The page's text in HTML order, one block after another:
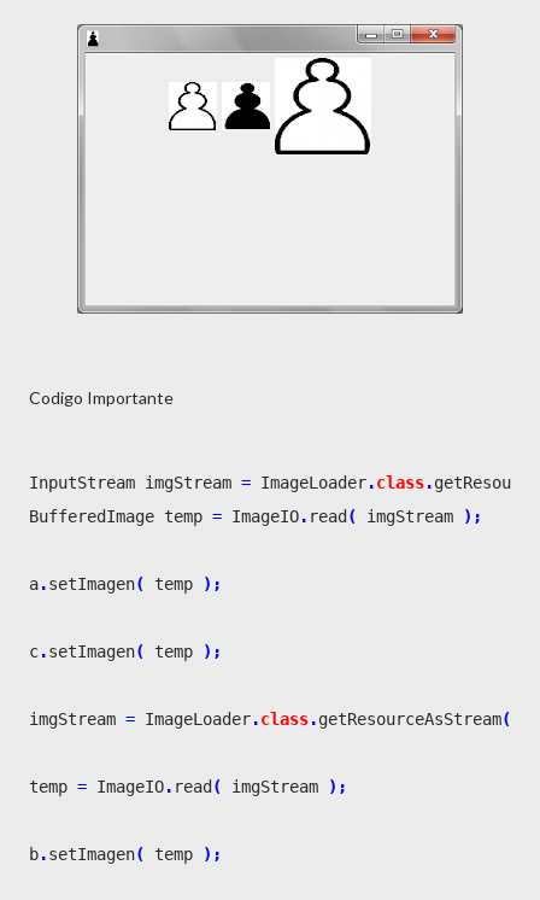
Codigo Importante
InputStream imgStream = ImageLoader.class.
BufferedImage temp = ImageIO. read ( imgStream ) ;
a.setImagen( temp ) ;
c.setImagen( temp ) ;
imgStream = ImageLoader.class.getResourceAsStream(
temp = ImageIO. read ( imgStream ) ;
b.setImagen( temp ) ;